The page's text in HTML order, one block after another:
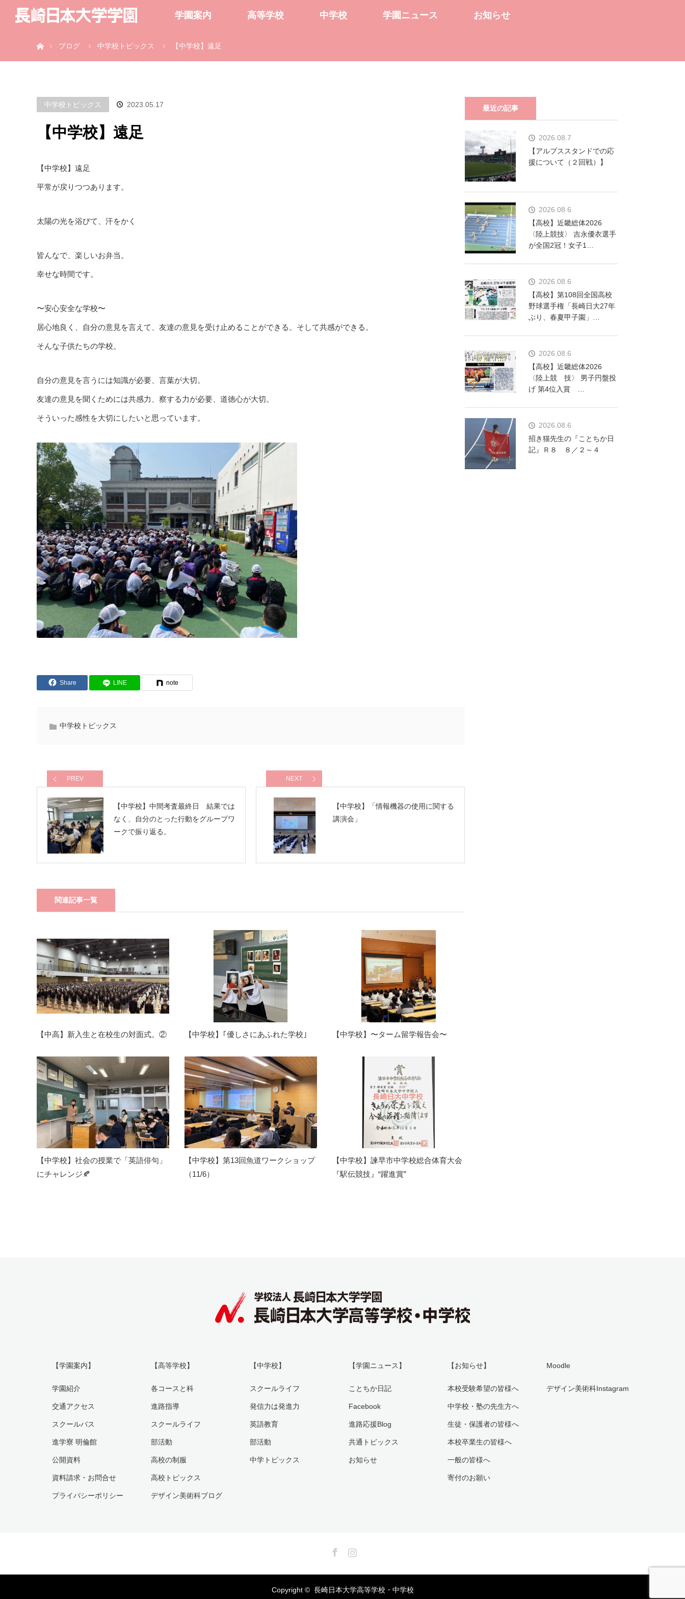
学園案内 高等学校 中学校 学園ニュース お知らせ
ブログ
中学校トピックス 【中学校】遠足
中学校トピックス 2023.05.17
【中学校】遠足
【中学校】遠足
平常が戻りつつあります。
太陽の光を浴びて、汗をかく
皆んなで、楽しいお弁当。
幸せな時間です。
〜安心安全な学校〜
居心地良く、自分の意見を言えて、友達の意見を受け止めることができる。そして共感ができる。
そんな子供たちの学校。
自分の意見を言うには知識が必要、言葉が大切。
友達の意見を聞くためには共感力、察する力が必要、道徳心が大切。
そういった感性を大切にしたいと思っています。
Share LINE note
中学校トピックス
PREV
【中学校】中間考査最終日 結果では
なく、自分のとった行動をグループワ
ークで振り返る。
NEXT
【中学校】「情報機器の使用に関する
講演会」
関連記事一覧
【中高】新入生と在校生の対面式。② 【中学校】｢優しさにあふれた学校｣ 【中学校】〜ターム留学報告会〜
【中学校】社会の授業で「英語俳句」
にチャレンジ🍂
【中学校】第13回魚道ワークショップ
（11/6）
【中学校】諫早市中学校総合体育大会
『駅伝競技』“躍進賞”
最近の記事
2026.08.7
【アルプススタンドでの応
援について（２回戦）】
2026.08.6
【高校】近畿総体2026
〈陸上競技〉 吉永優衣選手
が全国2冠！女子1…
2026.08.6
【高校】第108回全国高校
野球選手権「長崎日大27年
ぶり、春夏甲子園」…
2026.08.6
【高校】近畿総体2026
〈陸上競 技〉 男子円盤投
げ 第4位入賞 …
2026.08.6
招き猫先生の『ことちか日
記』Ｒ８ ８／２～４
【学園案内】
学園紹介
交通アクセス
スクールバス
進学寮 明倫館
公開資料
資料請求・お問合せ
プライバシーポリシー
【高等学校】
各コースと科
進路指導
スクールライフ
部活動
高校の制服
高校トピックス
デザイン美術科ブログ
【中学校】
スクールライフ
発信力は発進力
英語教育
部活動
中学トピックス
【学園ニュース】
ことちか日記
Facebook
進路応援Blog
共通トピックス
お知らせ
【お知らせ】
本校受験希望の皆様へ
中学校・塾の先生方へ
生徒・保護者の皆様へ
本校卒業生の皆様へ
一般の皆様へ
寄付のお願い
Moodle
デザイン美術科Instagram
Copyright © 長崎日本大学高等学校・中学校